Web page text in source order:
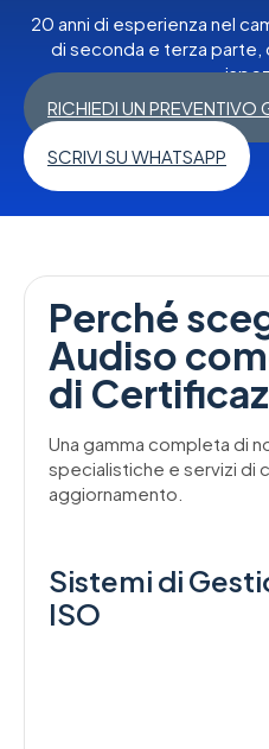
20 anni di esperienza nel
di seconda e terza
RICHIEDI UN PREVENTIVO
SCRIVI SU WHATSAPP
Perché
Audiso
di
Una gamma completa di
specialistiche e servizi di
aggiornamento.
Sistemi di
ISO